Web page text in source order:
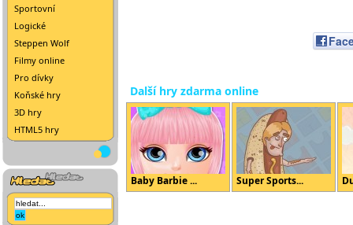
Sportovní
Logické
Steppen Wolf
Filmy online
Pro dívky
Koňské hry
3D hry
HTML5 hry
Další hry zdarma online
Baby Barbie ... Super Sports...